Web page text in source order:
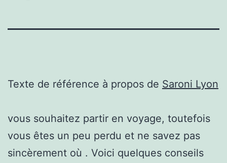
Texte de référence à propos de Saroni Lyon
vous souhaitez partir en voyage, toutefois
vous êtes un peu perdu et ne savez pas
sincèrement où . Voici quelques conseils